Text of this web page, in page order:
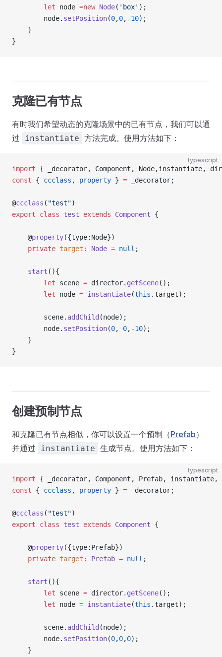
        let
node =new Node( 'box' );
        node.
setPosition(0,0, -10);
    }
}
克隆已有节点
有时我们希望动态的克隆场景中的已有节点，我们可以通
过
instantiate 方法完成。使用方法如下：
typescript
import { _decorator, Component, Node,instantiate,
const { ccclass , property } = _decorator;
@ccclass ( "test")
export class test extends Component {
    @
property({type:Node})
    private
target : Node = null ;
    start
(){
        let
scene = director. getScene();
        let
node = instantiate(this .target);
        scene.
addChild (node);
        node.
setPosition(0, 0, -10);
    }
}
创建预制节点
和克隆已有节点相似，你可以设置一个预制（Prefab）
并通过
instantiate 生成节点。使用方法如下：
typescript
import { _decorator, Component, Prefab,
const { ccclass , property } = _decorator;
@ccclass ( "test")
export class test extends Component {
    @
property({type:Prefab})
    private
target : Prefab = null ;
    start
(){
        let
scene = director. getScene();
        let
node = instantiate(this .target);
        scene.
addChild (node);
        node.
setPosition(0,0,0);
    }